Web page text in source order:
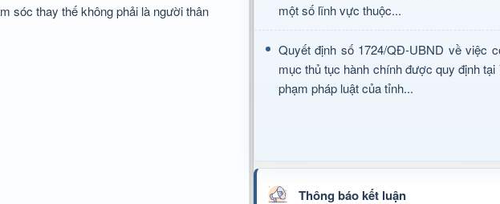
sóc thay thế không phải là người thân
một số lĩnh vực thuộc...
Quyết định số 1724/QĐ-UBND về việc
mục thủ tục hành chính được quy định tại
phạm pháp luật của tỉnh...
Thông báo kết luận